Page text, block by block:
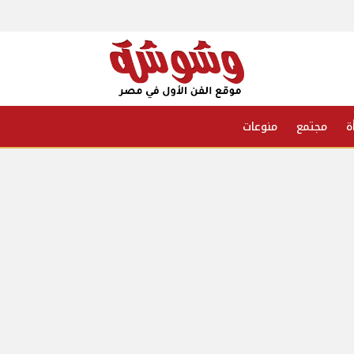
مجتمع منوعات